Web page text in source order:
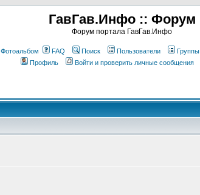
ГавГав.Инфо :: Форум
Форум портала ГавГав.Инфо
Фотоальбом FAQ Поиск Пользователи Группы
Профиль
Войти и проверить личные сообщения